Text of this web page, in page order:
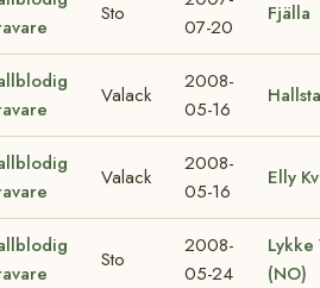
Sto
07-20
Fjälla
Valack
2008-
05-16
Valack
2008-
05-16
Elly
Sto
2008-
05-24
Lykke
(NO)